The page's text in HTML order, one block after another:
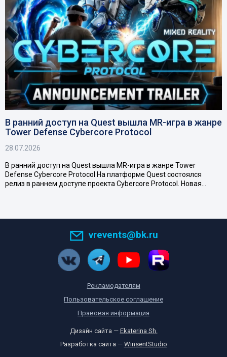
В ранний доступ на Quest вышла MR-игра в жанре
Tower Defense Cybercore Protocol
28.07.2026
В ранний доступ на Quest вышла MR-игра в жанре Tower
Defense Cybercore Protocol На платформе Quest состоялся
релиз в раннем доступе проекта Cybercore Protocol. Новая…
vrevents@bk.ru
Рекламодателям
Пользовательское соглашение
Правовая информация
Дизайн сайта — Ekaterina Sh.
Разработка сайта — WinsentStudio